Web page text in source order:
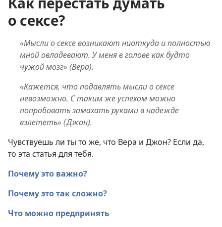
о сексе?
«Мысли о сексе возникают ниоткуда и полностью
мной овладевают. У меня в голове как будто
чужой мозг» (Вера).
«Кажется, что подавлять мысли о сексе
невозможно. С таким же успехом можно
попробовать замахать руками в надежде
взлететь» (Джон).
Чувствуешь ли ты то же, что Вера и Джон? Если да,
то эта статья для тебя.
Почему это важно?
Почему это так сложно?
Что можно предпринять